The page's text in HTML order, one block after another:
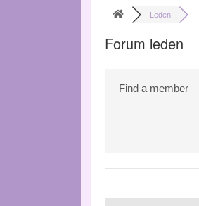
Leden
Forum leden
Find a member